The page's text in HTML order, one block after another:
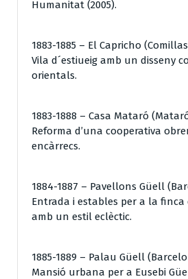
Humanitat (2005).
1883-1885 – El Capricho
Vila d´estiueig amb un disseny
orientals.
1883-1888 – Casa Mataró
Reforma d’una cooperativa
encàrrecs.
1884-1887 – Pavellons Güell
Entrada i estables per a la finca
amb un estil eclèctic.
1885-1889 – Palau Güell
Mansió urbana per a Eusebi